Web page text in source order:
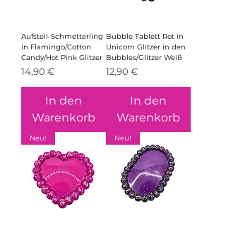
Aufstell-Schmetterling
in Flamingo/Cotton
Candy/Hot Pink Glitzer
Preis
14,90 €
In den
Warenkorb
Bubble Tablett Rot in
Unicorn Glitzer in den
Bubbles/Glitzer Weiß
Preis
12,90 €
In den
Warenkorb
Neu! Neu!